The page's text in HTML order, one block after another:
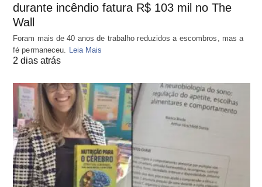
durante incêndio fatura R$ 103 mil no The
Wall
Foram mais de 40 anos de trabalho reduzidos a escombros, mas a
fé permaneceu. Leia Mais
2 dias atrás